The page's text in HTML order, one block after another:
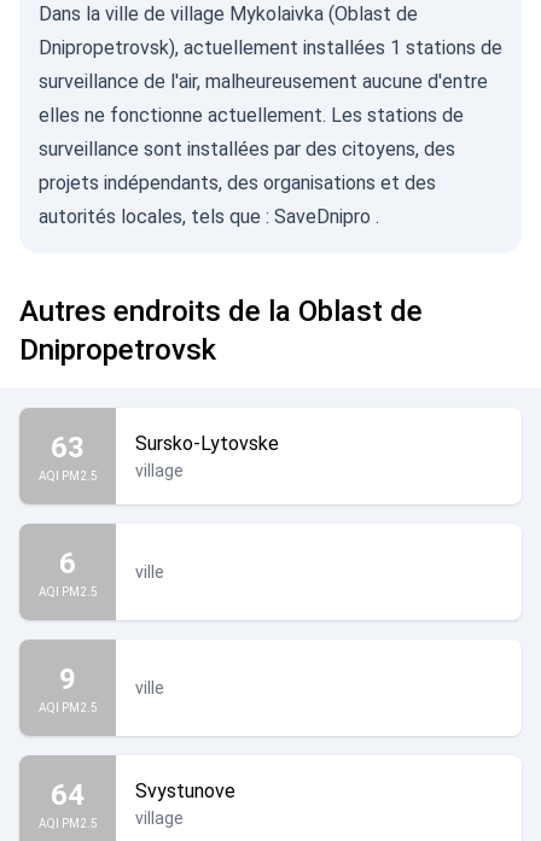
Dans la ville de village Mykolaivka (Oblast de
Dnipropetrovsk), actuellement installées 1 stations de
surveillance de l'air, malheureusement aucune d'entre
elles ne fonctionne actuellement. Les stations de
surveillance sont installées par des citoyens, des
projets indépendants, des organisations et des
autorités locales, tels que : SaveDnipro .
Autres endroits de la Oblast de
Dnipropetrovsk
63
AQI PM2.5
Sursko-Lytovske
village
6
AQI PM2.5
ville
9
AQI PM2.5
ville
64
AQI PM2.5
Svystunove
village